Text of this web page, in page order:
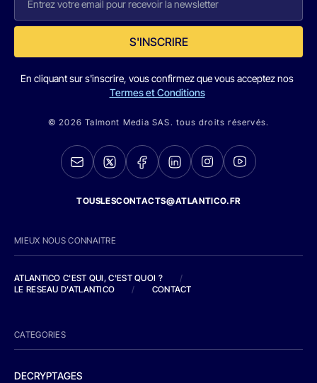
S'INSCRIRE
En cliquant sur s'inscrire, vous confirmez que vous acceptez nos
Termes et Conditions
© 2026 Talmont Media SAS. tous droits réservés.
TOUSLESCONTACTS@ATLANTICO.FR
MIEUX NOUS CONNAITRE
ATLANTICO C'EST QUI, C'EST QUOI ?
/
LE RESEAU D'ATLANTICO
/ CONTACT
CATEGORIES
DECRYPTAGES